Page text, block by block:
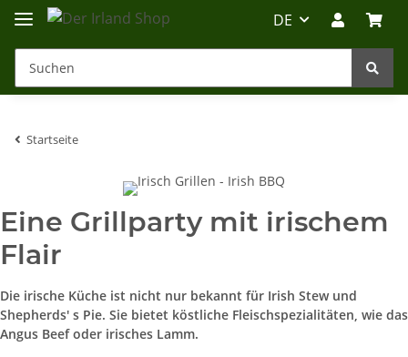
DE
Startseite
Eine Grillparty mit irischem
Flair
Die irische Küche ist nicht nur bekannt für Irish Stew und
Shepherds' s Pie. Sie bietet köstliche Fleischspezialitäten, wie das
Angus Beef oder irisches Lamm.